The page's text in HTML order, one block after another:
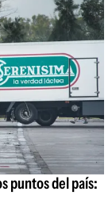
puntos del país: